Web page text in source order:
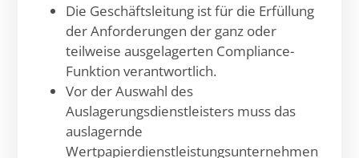
Die Geschäftsleitung ist für die Erfüllung
der Anforderungen der ganz oder
teilweise ausgelagerten Compliance-
Funktion verantwortlich.
Vor der Auswahl des
Auslagerungsdienstleisters muss das
auslagernde
Wertpapierdienstleistungsunternehmen